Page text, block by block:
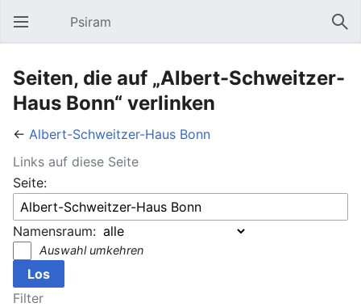
Hauptmenü öffnen Psiram
Seiten, die auf „Albert-Schweitzer-
Haus Bonn“ verlinken
← Albert-Schweitzer-Haus Bonn
Links auf diese Seite
Seite:
Namensraum:
Auswahl umkehren
Filter